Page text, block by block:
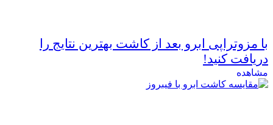
با مزوتراپی ابرو بعد از کاشت بهترین نتایج را
دریافت کنید!
مشاهده